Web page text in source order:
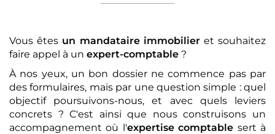
Vous êtes un mandataire immobilieret souhaitez
faire appel à un expert-comptable ?
À nos yeux, un bon dossier ne commence pas par
des formulaires, mais par une question simple : quel
objectif poursuivons-nous, et avec quels leviers
concrets ? C'est ainsi que nous construisons un
accompagnement où l'expertise comptable sert à